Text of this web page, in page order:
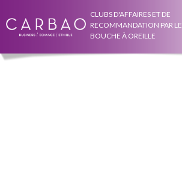
CLUBS D'AFFAIRES ET DE
RECOMMANDATION PAR LE
BOUCHE À OREILLE